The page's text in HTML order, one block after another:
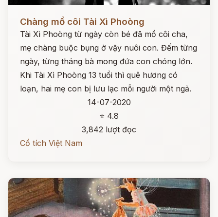
Chàng mồ côi Tài Xì Phoòng
Tài Xì Phoòng từ ngày còn bé đã mồ côi cha,
mẹ chàng buộc bụng ở vậy nuôi con. Đếm từng
ngày, từng tháng bà mong đứa con chóng lớn.
Khi Tài Xì Phoòng 13 tuổi thì quê hương có
loạn, hai mẹ con bị lưu lạc mỗi người một ngả.
14-07-2020
⭐ 4.8
3,842 lượt đọc
Cổ tích Việt Nam